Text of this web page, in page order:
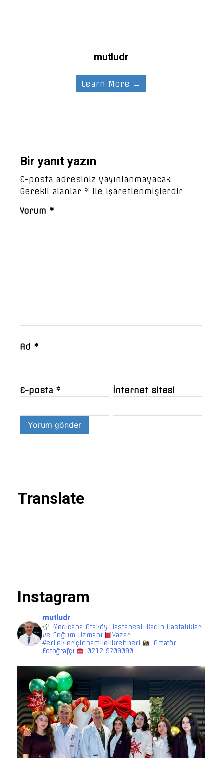
mutludr
Learn More →
Bir yanıt yazın
E-posta adresiniz yayınlanmayacak.
Gerekli alanlar * ile işaretlenmişlerdir
Yorum *
Ad *
E-posta * İnternet sitesi
Translate
Instagram
mutludr
Medicana Ataköy Hastanesi, Kadın Hastalıkları
ve Doğum Uzmanı
Yazar
#erkekleriçinhamilelikrehberi
Amatör
Fotoğrafçı
0212 9709090